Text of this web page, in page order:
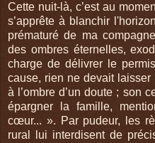
Cette nuit-là, c’est au
s’apprête à blanchir
prématuré de ma
des ombres éternelles,
charge de délivrer le
cause, rien ne devait
à l’ombre d’un doute ; son
épargner la famille,
cœur... ». Par pudeur, les
rural lui interdisent de